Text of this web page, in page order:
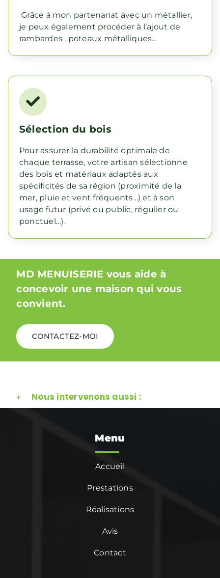
Grâce à mon partenariat avec un métallier,
je peux également procéder à l’ajout de
rambardes , poteaux métalliques…
Sélection du bois
Pour assurer la durabilité optimale de
chaque terrasse, votre artisan sélectionne
des bois et matériaux adaptés aux
spécificités de sa région (proximité de la
mer, pluie et vent fréquents…) et à son
usage futur (privé ou public, régulier ou
ponctuel…).
MD MENUISERIE vous aide à
concevoir une maison qui vous
convient.
CONTACTEZ-MOI
Nous intervenons aussi :
Menu
Accueil
Prestations
Réalisations
Avis
Contact